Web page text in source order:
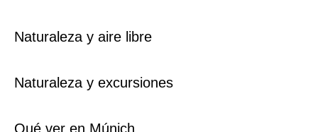
Naturaleza y aire libre
Naturaleza y excursiones
Qué ver en Múnich